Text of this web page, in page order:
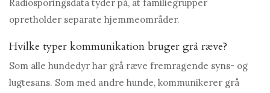
Radiosporingsdata tyder på, at familiegrupper
opretholder separate hjemmeområder.
Hvilke typer kommunikation bruger grå ræve?
Som alle hundedyr har grå ræve fremragende syns- og
lugtesans. Som med andre hunde, kommunikerer grå